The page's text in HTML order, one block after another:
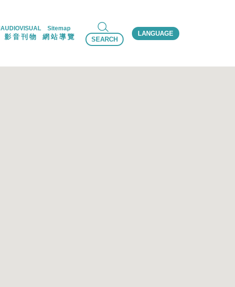
AUDIOVISUAL
影音刊物
Sitemap
網站導覽 SEARCH
LANGUAGE